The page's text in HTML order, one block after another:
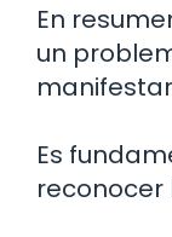
En
un
Es
reconocer